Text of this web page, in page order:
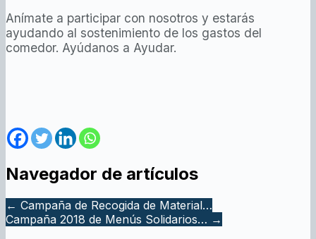
Anímate a participar con nosotros y estarás
ayudando al sostenimiento de los gastos del
comedor. Ayúdanos a Ayudar.
Navegador de artículos
← Campaña de Recogida de Material…
Campaña 2018 de Menús Solidarios… →